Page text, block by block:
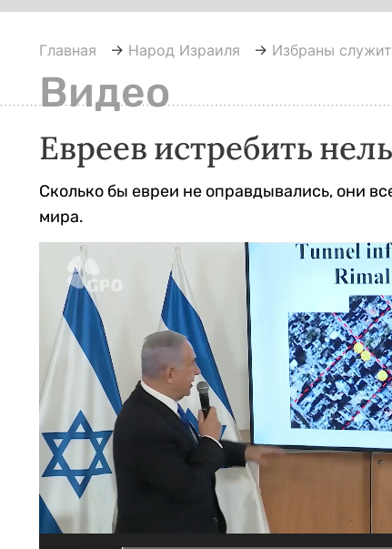
Главная → Народ Израиля → Избраны
Видео
Евреев истребить
Сколько бы евреи не оправдывались, они
мира.
Видеоплеер